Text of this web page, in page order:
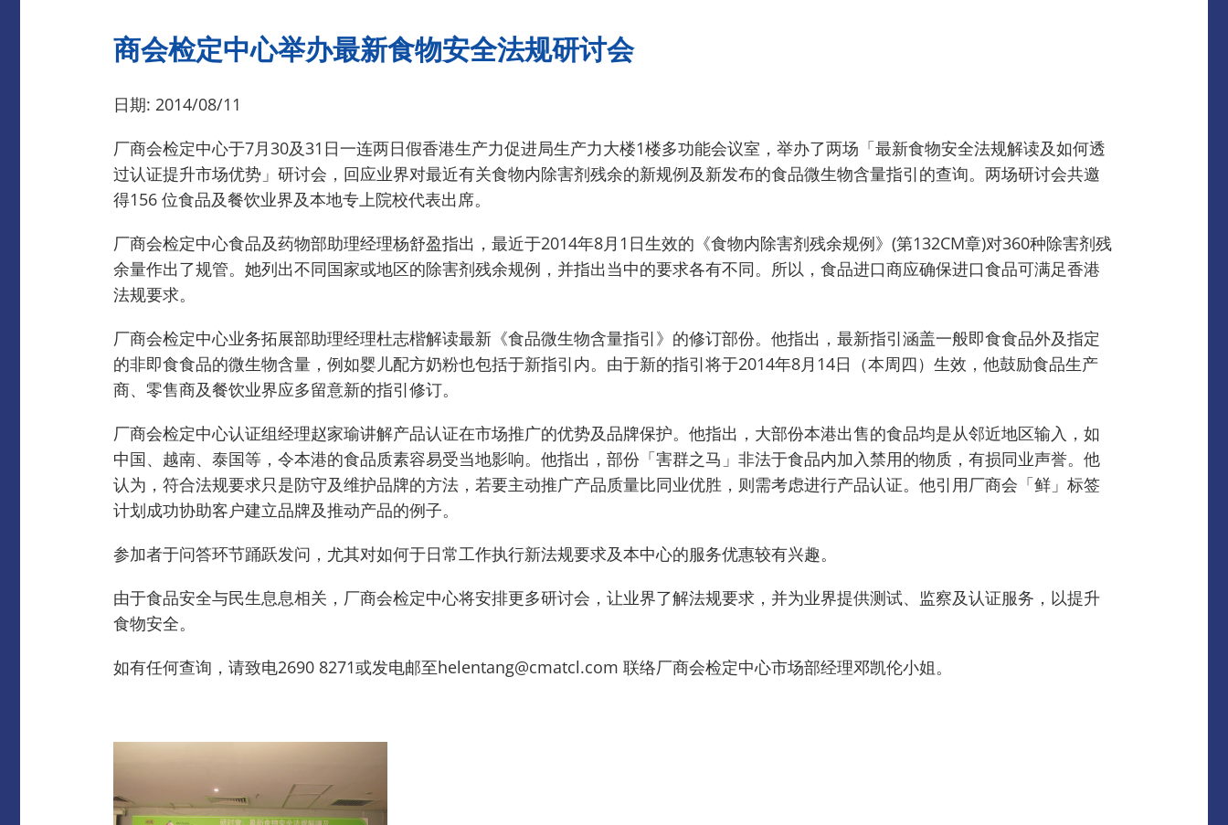
商会检定中心举办最新食物安全法规研讨会
日期: 2014/08/11
厂商会检定中心于7月30及31日一连两日假香港生产力促进局生产力大楼1楼多功能会议室，举办了两场「最新食物安全法规解读及如何透
过认证提升市场优势」研讨会，回应业界对最近有关食物内除害剂残余的新规例及新发布的食品微生物含量指引的查询。两场研讨会共邀
得156 位食品及餐饮业界及本地专上院校代表出席。
厂商会检定中心食品及药物部助理经理杨舒盈指出，最近于2014年8月1日生效的《食物内除害剂残余规例》(第132CM章)对360种除害剂残
余量作出了规管。她列出不同国家或地区的除害剂残余规例，并指出当中的要求各有不同。所以，食品进口商应确保进口食品可满足香港
法规要求。
厂商会检定中心业务拓展部助理经理杜志楷解读最新《食品微生物含量指引》的修订部份。他指出，最新指引涵盖一般即食食品外及指定
的非即食食品的微生物含量，例如婴儿配方奶粉也包括于新指引内。由于新的指引将于2014年8月14日（本周四）生效，他鼓励食品生产
商、零售商及餐饮业界应多留意新的指引修订。
厂商会检定中心认证组经理赵家瑜讲解产品认证在市场推广的优势及品牌保护。他指出，大部份本港出售的食品均是从邻近地区输入，如
中国、越南、泰国等，令本港的食品质素容易受当地影响。他指出，部份「害群之马」非法于食品内加入禁用的物质，有损同业声誉。他
认为，符合法规要求只是防守及维护品牌的方法，若要主动推广产品质量比同业优胜，则需考虑进行产品认证。他引用厂商会「鲜」标签
计划成功协助客户建立品牌及推动产品的例子。
参加者于问答环节踊跃发问，尤其对如何于日常工作执行新法规要求及本中心的服务优惠较有兴趣。
由于食品安全与民生息息相关，厂商会检定中心将安排更多研讨会，让业界了解法规要求，并为业界提供测试、监察及认证服务，以提升
食物安全。
如有任何查询，请致电2690 8271或发电邮至helentang@cmatcl.com 联络厂商会检定中心市场部经理邓凯伦小姐。